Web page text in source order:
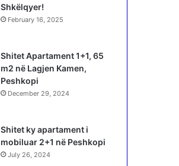
Shkëlqyer!
February 16, 2025
Shitet Apartament 1+1, 65
m2 në Lagjen Kamen,
Peshkopi
December 29, 2024
Shitet ky apartament i
mobiluar 2+1 në Peshkopi
July 26, 2024